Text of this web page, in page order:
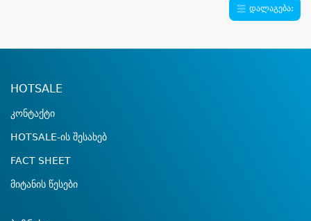
დალაგება:
HOTSALE
კონტაქტი
HOTSALE-ის შესახებ
FACT SHEET
მიტანის წესები